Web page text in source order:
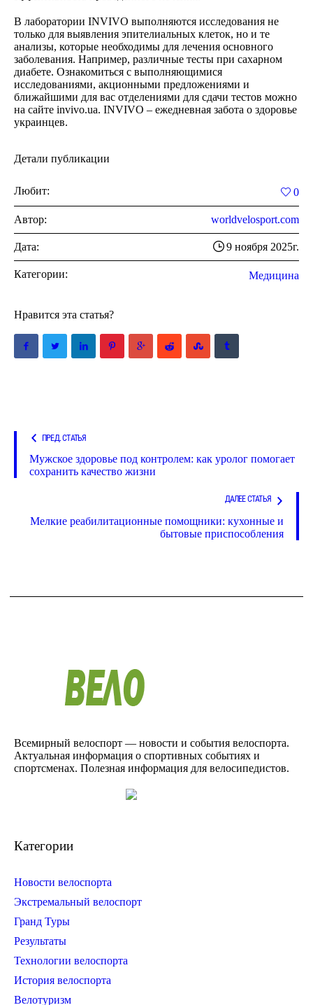
В лаборатории INVIVO выполняются исследования не
только для выявления эпителиальных клеток, но и те
анализы, которые необходимы для лечения основного
заболевания. Например, различные тесты при сахарном
диабете. Ознакомиться с выполняющимися
исследованиями, акционными предложениями и
ближайшими для вас отделениями для сдачи тестов можно
на сайте invivo.ua. INVIVO – ежедневная забота о здоровье
украинцев.
Детали публикации
Любит: 0
Автор: worldvelosport.com
Дата: 9 ноября 2025г.
Категории: Медицина
Нравится эта статья?
ПРЕД. СТАТЬЯ
Мужское здоровье под контролем: как уролог помогает
сохранить качество жизни
ДАЛЕЕ СТАТЬЯ
Мелкие реабилитационные помощники: кухонные и
бытовые приспособления
Всемирный велоспорт — новости и события велоспорта.
Актуальная информация о спортивных событиях и
спортсменах. Полезная информация для велосипедистов.
Категории
Новости велоспорта
Экстремальный велоспорт
Гранд Туры
Результаты
Технологии велоспорта
История велоспорта
Велотуризм